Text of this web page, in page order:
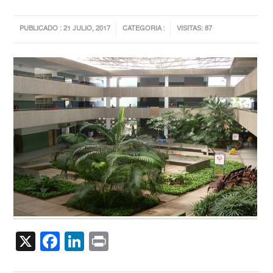
PUBLICADO : 21 JULIO, 2017 CATEGORIA : VISITAS: 87
X Facebook
LinkedIn